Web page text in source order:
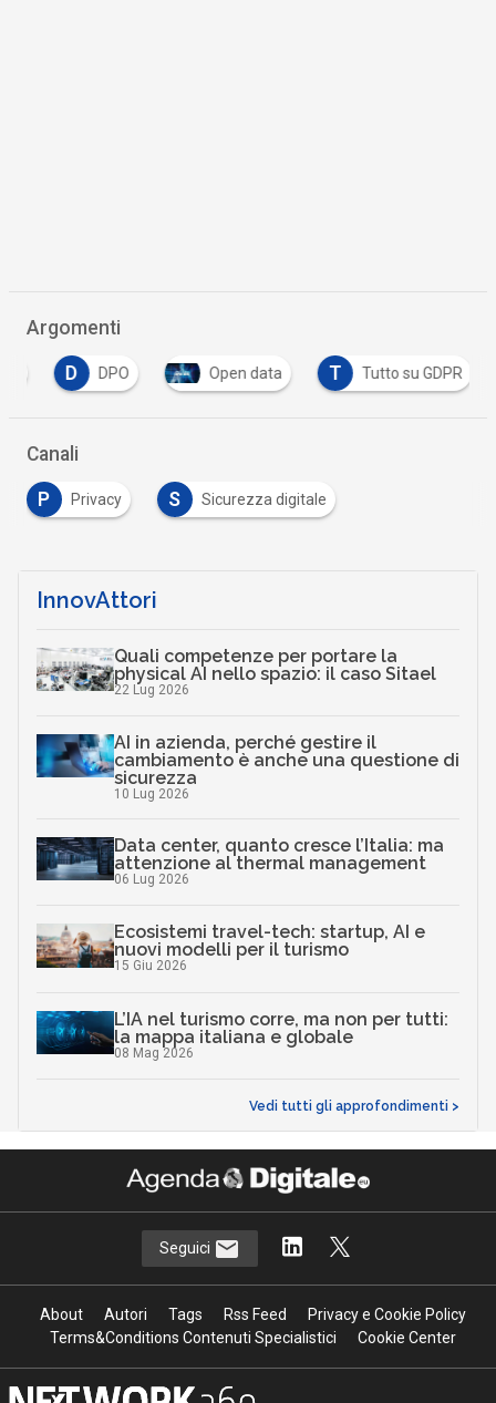
Argomenti
D DPO Open data T Tutto su GDPR
Canali
P Privacy S Sicurezza digitale
InnovAttori
Quali competenze per portare la
physical AI nello spazio: il caso Sitael
22 Lug 2026
AI in azienda, perché gestire il
cambiamento è anche una questione di
sicurezza
10 Lug 2026
Data center, quanto cresce l’Italia: ma
attenzione al thermal management
06 Lug 2026
Ecosistemi travel-tech: startup, AI e
nuovi modelli per il turismo
15 Giu 2026
L’IA nel turismo corre, ma non per tutti:
la mappa italiana e globale
08 Mag 2026
Vedi tutti gli approfondimenti >
Seguici
About Autori Tags Rss Feed
Privacy e Cookie Policy
Terms&Conditions Contenuti Specialistici
Cookie Center